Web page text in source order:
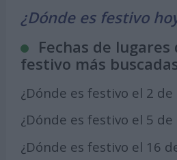
¿Dónde es festivo
Fechas de lugares
festivo más
¿Dónde es festivo el 2
¿Dónde es festivo el 5
¿Dónde es festivo el 16